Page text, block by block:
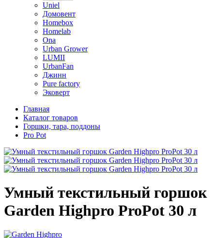
Uniel
Домовент
Homebox
Homelab
Ona
Urban Grower
LUMII
UrbanFan
Джинн
Pure factory
Эковерт
Главная
Каталог товаров
Горшки, тара, поддоны
Pro Pot
Умный текстильный горшок
Garden Highpro ProPot 30 л